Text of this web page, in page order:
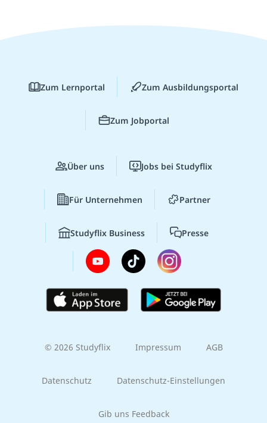
Zum Lernportal Zum Ausbildungsportal
Zum Jobportal
Über uns Jobs bei Studyflix
Für Unternehmen Partner
Studyflix Business Presse
© 2026 Studyflix Impressum AGB
Datenschutz Datenschutz-Einstellungen
Gib uns Feedback